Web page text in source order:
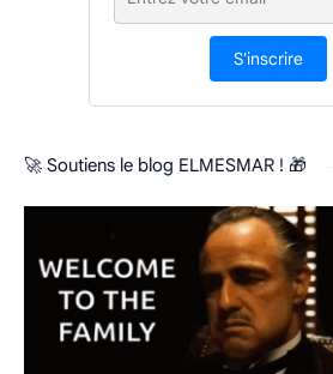
S'inscrire
🚀 Soutiens le blog ELMESMAR ! 🎁